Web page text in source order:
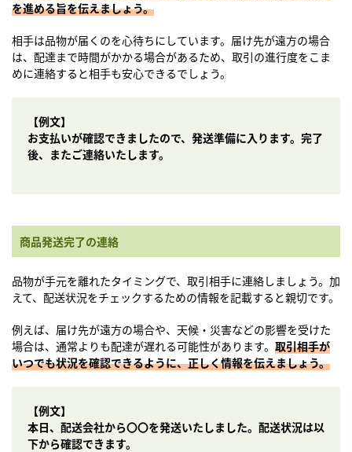
を進める旨を伝えましょう。
相手は品物が届くのを心待ちにしています。届け先が遠方の場合
は、配達まで時間がかかる場合があるため、取引の進行度をこま
めに連絡すると相手も安心できるでしょう。
【例文】
お支払いが確認できましたので、発送準備に入ります。完了
後、またご連絡いたします。
商品発送完了の連絡
品物が手元を離れたタイミングで、取引相手に連絡しましょう。加
えて、配送状況をチェックするための情報を記載すると親切です。
例えば、届け先が遠方の場合や、天候・災害などの影響を受けた
場合は、通常よりも配達が遅れる可能性があります。 取引相手が
いつでも状況を確認できるように、正しく情報を伝えましょう。
【例文】
本日、配送会社から〇〇を発送いたしました。配送状況は以
下から確認できます。